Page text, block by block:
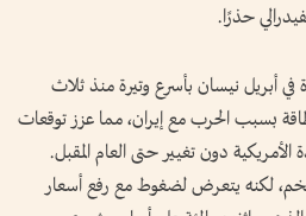
حذرًا.
في أبريل نيسان بأسرع وتيرة منذ ثلاث
بسبب الحرب مع إيران، مما عزز توقعات
الأمريكية دون تغيير حتى العام المقبل.
لكنه يتعرض لضغوط مع رفع أسعار